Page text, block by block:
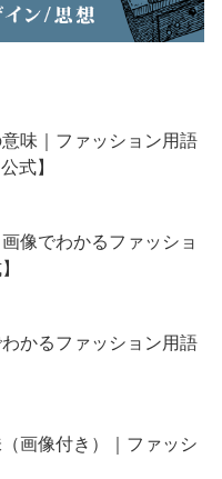
味｜ファッション用語
式】
像でわかるファッショ
かるファッション用語
画像付き）｜ファッシ